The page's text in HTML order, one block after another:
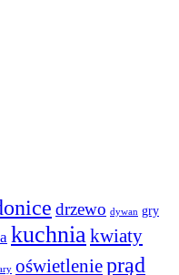
drzewo dywan gry
kuchniakwiaty
oświetlenieprąd